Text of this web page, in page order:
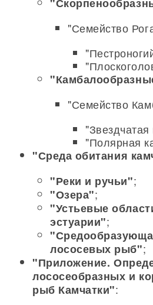
"Семейство
"Семейство
"Полярная
"Среда обитания
"Реки и ручьи";
"Озера";
"Устьевые
эстуарии";
лососевых рыб";
"Приложение.
лососеобразных и
рыб Камчатки":